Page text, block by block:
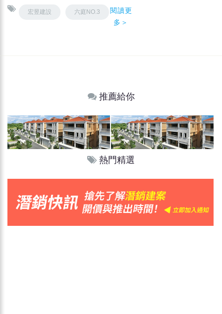
宏昱建設 六庭NO.3
閱讀更
多＞
推薦給你
熱門精選